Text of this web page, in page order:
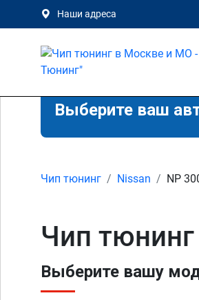
Наши адреса
Выберите ваш
Чип тюнинг Nissan NP
Чип
Выберите вашу